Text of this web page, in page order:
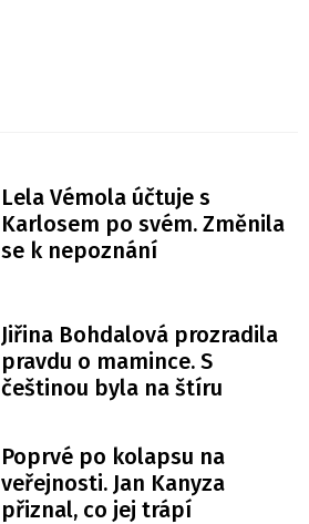
Lela Vémola účtuje s
Karlosem po svém. Změnila
se k nepoznání
Jiřina Bohdalová prozradila
pravdu o mamince. S
češtinou byla na štíru
Poprvé po kolapsu na
veřejnosti. Jan Kanyza
přiznal, co jej trápí